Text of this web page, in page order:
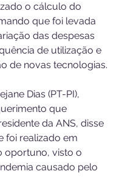
o cálculo do
que foi levada
das despesas
de utilização e
de novas tecnologias.
Dias (PT-PI),
que
da ANS, disse
foi realizado em
oportuno, visto o
causado pelo